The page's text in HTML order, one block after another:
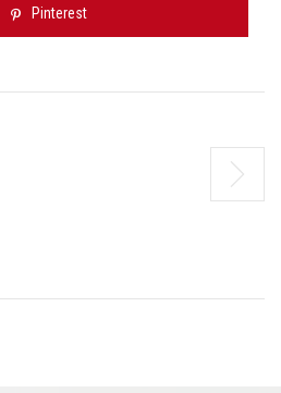
Pinterest